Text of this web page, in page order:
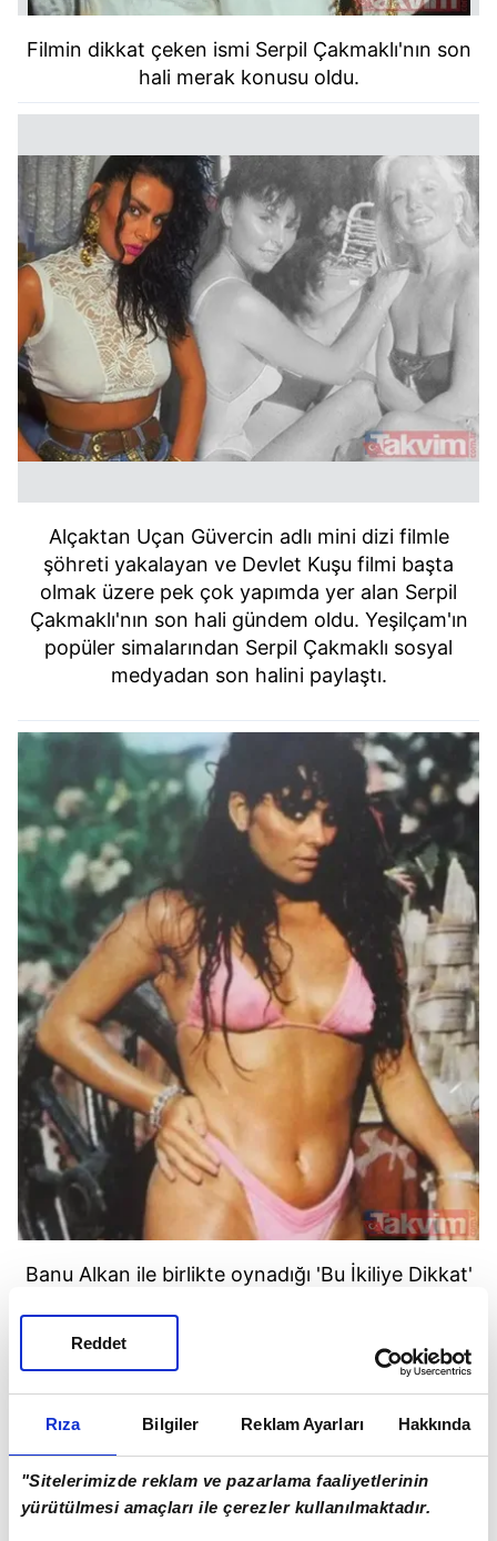
Rıza Bilgiler Reklam Ayarları Hakkında
"Sitelerimizde reklam ve pazarlama faaliyetlerinin
yürütülmesi amaçları ile çerezler kullanılmaktadır.
Reddet
Filmin dikkat çeken ismi Serpil Çakmaklı'nın son
hali merak konusu oldu.
Alçaktan Uçan Güvercin adlı mini dizi filmle
şöhreti yakalayan ve Devlet Kuşu filmi başta
olmak üzere pek çok yapımda yer alan Serpil
Çakmaklı'nın son hali gündem oldu. Yeşilçam'ın
popüler simalarından Serpil Çakmaklı sosyal
medyadan son halini paylaştı.
Banu Alkan ile birlikte oynadığı 'Bu İkiliye Dikkat'
Geçtiğimiz aylarda Nihat Doğan iddiası ile